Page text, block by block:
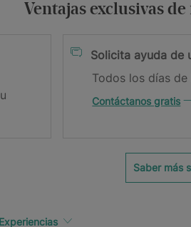
Ventajas exclusivas
Solicita ayuda de
Todos los días de
Contáctanos gratis
Saber más
Experiencias